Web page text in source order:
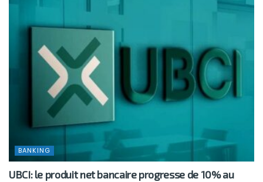
BANKING
UBCI: le produit net bancaire progresse de 10% au